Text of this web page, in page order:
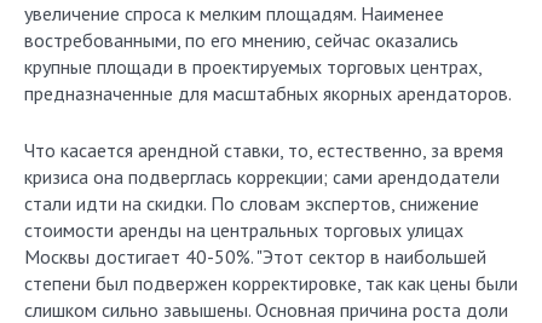
увеличение спроса к мелким площадям. Наименее
востребованными, по его мнению, сейчас оказались
крупные площади в проектируемых торговых центрах,
предназначенные для масштабных якорных арендаторов.
Что касается арендной ставки, то, естественно, за время
кризиса она подверглась коррекции; сами арендодатели
стали идти на скидки. По словам экспертов, снижение
стоимости аренды на центральных торговых улицах
Москвы достигает 40-50%. "Этот сектор в наибольшей
степени был подвержен корректировке, так как цены были
слишком сильно завышены. Основная причина роста доли